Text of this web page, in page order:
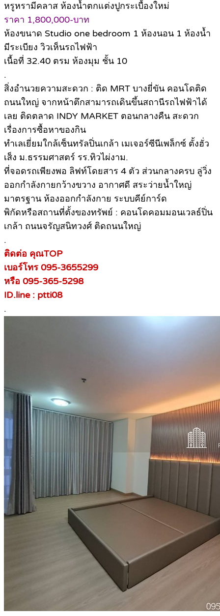
หรูหรามีคลาส ห้องน้ำตกแต่งปูกระเบื้องใหม่
ราคา 1,800,000-บาท
ห้องขนาด Studio one bedroom 1 ห้องนอน 1 ห้องน้ำ
มีระเบียง วิวเห็นรถไฟฟ้า
เนื้อที่ 32.40 ตรม ห้องมุม ชั้น 10
.
สิ่งอำนวยความสะดวก : ติด MRT บางยี่ขัน คอนโดติด
ถนนใหญ่ จากหน้าตึกสามารถเดินขึ้นสถานีรถไฟฟ้าได้
เลย ติดตลาด INDY MARKET ตอนกลางคืน สะดวก
เรื่องการซื้อหาของกิน
ทำเลเยี่ยมใกล้เซ็นทรัลปิ่นเกล้า เมเจอร์ซีนีเพล็กซ์ ตั้งฮั่ว
เส็ง ม.ธรรมศาสตร์ รร.ทิวไผ่งาม.
ที่จอดรถเพียงพอ ลิฟท์โดยสาร 4 ตัว ส่วนกลางครบ ลู่วิ่ง
ออกกำลังกายกว้างขวาง อากาศดี สระว่ายน้ำใหญ่
มาตรฐาน ห้องออกกำลังกาย ระบบคีย์การ์ด
พิกัดหรือสถานที่ตั้งของทรัพย์ : คอนโดคอมมอนเวลธ์ปิ่น
เกล้า ถนนจรัญสนิทวงศ์ ติดถนนใหญ่
.
ติดต่อ คุณTOP
เบอร์โทร 095-3655299
หรือ 095-365-5298
ID.line : ptti08
.